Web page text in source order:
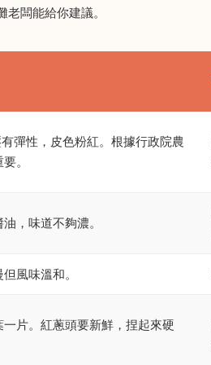
闆能給你建議。
彈性，皮色粉紅。根據行政院農
。
，味道不夠濃。
風味溫和。
片。紅蔥頭要新鮮，捏起來硬